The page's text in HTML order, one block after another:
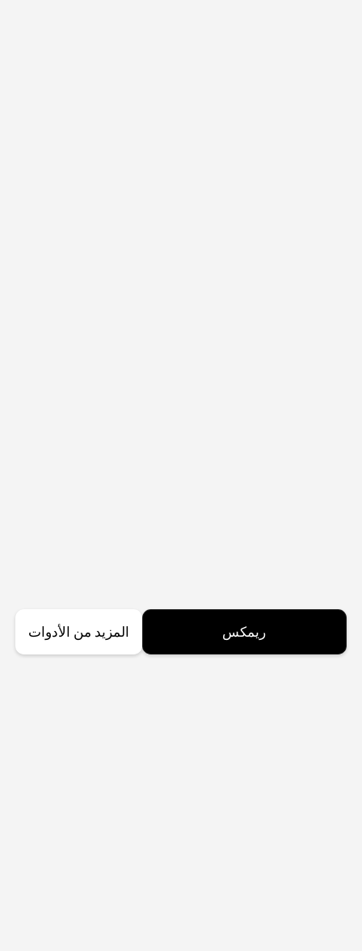
المزيد من الأدوات ريمكس